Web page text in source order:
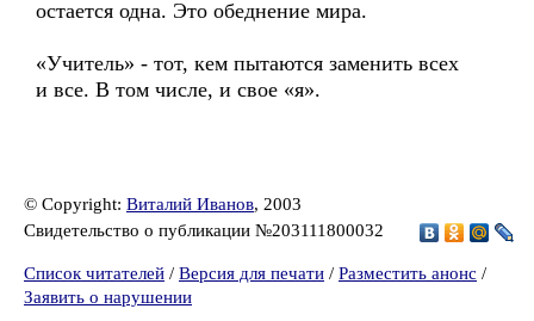
остается одна. Это обеднение мира.
«Учитель» - тот, кем пытаются заменить всех
и все. В том числе, и свое «я».
© Copyright: Виталий Иванов, 2003
Свидетельство о публикации №203111800032
Список читателей / Версия для печати / Разместить анонс /
Заявить о нарушении